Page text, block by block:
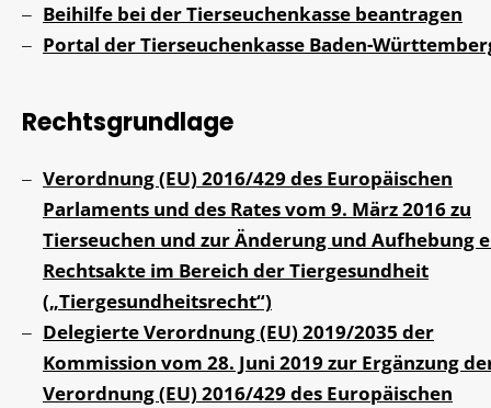
Beihilfe bei der Tierseuchenkasse beantragen
Portal der Tierseuchenkasse Baden-
Rechtsgrundlage
Verordnung (EU) 2016/429 des Europäischen
Parlaments und des Rates vom 9. März 2016 zu
Tierseuchen und zur Änderung und Aufhebung
Rechtsakte im Bereich der Tiergesundheit
(„Tiergesundheitsrecht“)
Delegierte Verordnung (EU) 2019/2035 der
Kommission vom 28. Juni 2019 zur Ergänzung
Verordnung (EU) 2016/429 des Europäischen